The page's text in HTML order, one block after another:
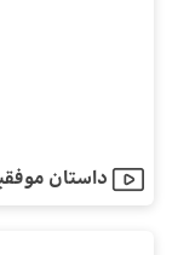
داستان